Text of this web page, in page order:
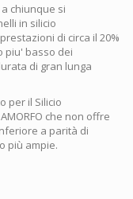
chiunque si
in silicio
di circa il 20%
piu' basso dei
di gran lunga
per il Silicio
che non offre
a parità di
più ampie.